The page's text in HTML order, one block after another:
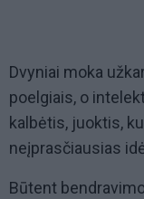
Dvyniai moka
poelgiais, o
kalbėtis, juoktis,
neįprasčiausias
Būtent